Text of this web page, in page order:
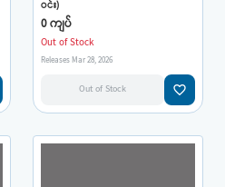
ဝင်း)
0 ကျပ်
Out of Stock
Releases Mar 28, 2026
Out of Stock favorite_border